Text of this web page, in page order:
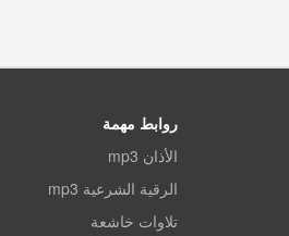
روابط مهمة
الأذان mp3
الرقية الشرعية mp3
تلاوات خاشعة